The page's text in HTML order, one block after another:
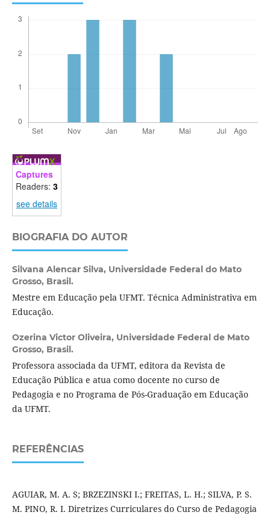
Captures
Readers: 3
see details
BIOGRAFIA DO AUTOR
Silvana Alencar Silva, Universidade Federal do Mato
Grosso, Brasil.
Mestre em Educação pela UFMT. Técnica Administrativa em
Educação.
Ozerina Victor Oliveira, Universidade Federal de Mato
Grosso, Brasil.
Professora associada da UFMT, editora da Revista de
Educação Pública e atua como docente no curso de
Pedagogia e no Programa de Pós-Graduação em Educação
da UFMT.
REFERÊNCIAS
AGUIAR, M. A. S; BRZEZINSKI I.; FREITAS, L. H.; SILVA, P. S.
M. PINO, R. I. Diretrizes Curriculares do Curso de Pedagogia